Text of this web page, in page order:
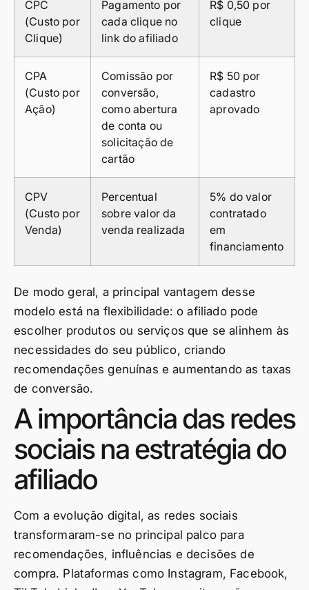
CPC
(Custo por
Clique)
Pagamento por
cada clique no
link do afiliado
R$ 0,50 por
clique
CPA
(Custo por
Ação)
Comissão por
conversão,
como abertura
de conta ou
solicitação de
cartão
R$ 50 por
cadastro
aprovado
CPV
(Custo por
Venda)
Percentual
sobre valor da
venda realizada
5% do valor
contratado
em
financiamento
De modo geral, a principal vantagem desse
modelo está na flexibilidade: o afiliado pode
escolher produtos ou serviços que se alinhem às
necessidades do seu público, criando
recomendações genuínas e aumentando as taxas
de conversão.
A importância das redes
sociais na estratégia do
afiliado
Com a evolução digital, as redes sociais
transformaram-se no principal palco para
recomendações, influências e decisões de
compra. Plataformas como Instagram, Facebook,